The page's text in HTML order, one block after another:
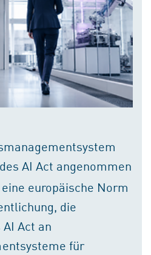
AI Act angenommen
europäische Norm
die
Act an
für